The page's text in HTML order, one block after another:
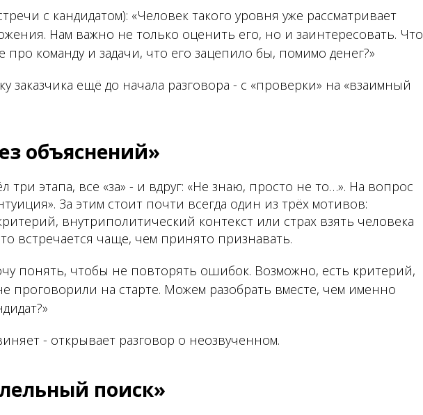
с кандидатом): «Человек такого уровня уже рассматривает
Нам важно не только оценить его, но и заинтересовать. Что
про команду и задачи, что его зацепило бы, помимо денег?»
заказчика ещё до начала разговора - с «проверки» на «взаимный
объяснений»
три этапа, все «за» - и вдруг: «Не знаю, просто не то…». На вопрос
За этим стоит почти всегда один из трёх мотивов:
внутриполитический контекст или страх взять человека
встречается чаще, чем принято признавать.
понять, чтобы не повторять ошибок. Возможно, есть критерий,
проговорили на старте. Можем разобрать вместе, чем именно
- открывает разговор о неозвученном.
поиск»